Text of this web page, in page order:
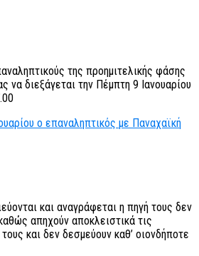
της προημιτελικής φάσης
να διεξάγεται την Πέμπτη 9 Ιανουαρίου
ο επαναληπτικός με Παναχαϊκή
και αναγράφεται η πηγή τους δεν
απηχούν αποκλειστικά τις
και δεν δεσμεύουν καθ’ οιονδήποτε